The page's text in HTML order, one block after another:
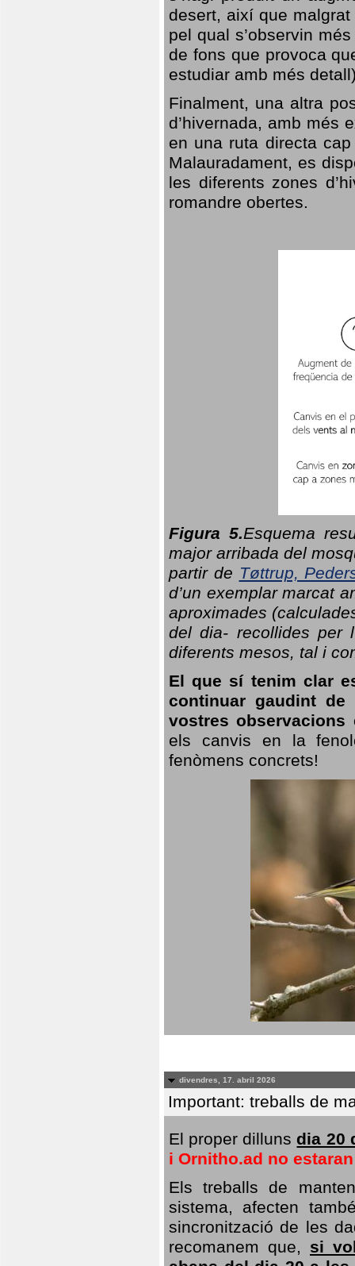
desert, així que
pel qual s’observin
de fons que provoca
estudiar amb més
Finalment, una altra
d’hivernada, amb més
en una ruta directa
Malauradament, es
les diferents zones
romandre obertes.
Figura 5.Esquema
major arribada del
partir de Tøttrup,
d’un exemplar marcat
aproximades
del dia- recollides per
diferents mesos, tal i
El que sí tenim clar
continuar gaudint
vostres
els canvis en la
fenòmens concrets!
divendres, 17. abril 2026
Important: treballs de
El proper dilluns dia 20
i Ornitho.ad no
Els treballs de
sistema, afecten
sincronització de les
recomanem que, si